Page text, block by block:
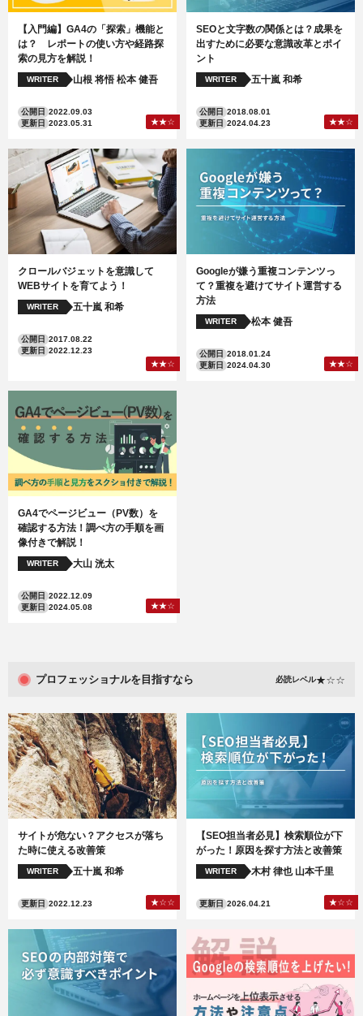
【入門編】GA4の「探索」機能と
は？ レポートの使い方や経路探
索の見方を解説！
WRITER 山根 将悟 松本 健吾
公開日 2022.09.03
更新日 2023.05.31
SEOと文字数の関係とは？成果を
出すために必要な意識改革とポイ
ント
WRITER 五十嵐 和希
公開日 2018.08.01
更新日 2024.04.23
クロールバジェットを意識して
WEBサイトを育てよう！
WRITER 五十嵐 和希
公開日 2017.08.22
更新日 2022.12.23
Googleが嫌う重複コンテンツっ
て？重複を避けてサイト運営する
方法
WRITER 松本 健吾
公開日 2018.01.24
更新日 2024.04.30
GA4でページビュー（PV数）を
確認する方法！調べ方の手順を画
像付きで解説！
WRITER 大山 洸太
公開日 2022.12.09
更新日 2024.05.08
プロフェッショナルを目指すなら 必読レベル
サイトが危ない？アクセスが落ち
た時に使える改善策
WRITER 五十嵐 和希
更新日 2022.12.23
【SEO担当者必見】検索順位が下
がった！原因を探す方法と改善策
WRITER 木村 律也 山本千里
更新日 2026.04.21